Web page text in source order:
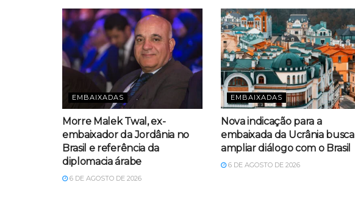
EMBAIXADAS
Morre Malek Twal, ex-
embaixador da Jordânia no
Brasil e referência da
diplomacia árabe
6 DE AGOSTO DE 2026
EMBAIXADAS
Nova indicação para a
embaixada da Ucrânia busca
ampliar diálogo com o Brasil
6 DE AGOSTO DE 2026